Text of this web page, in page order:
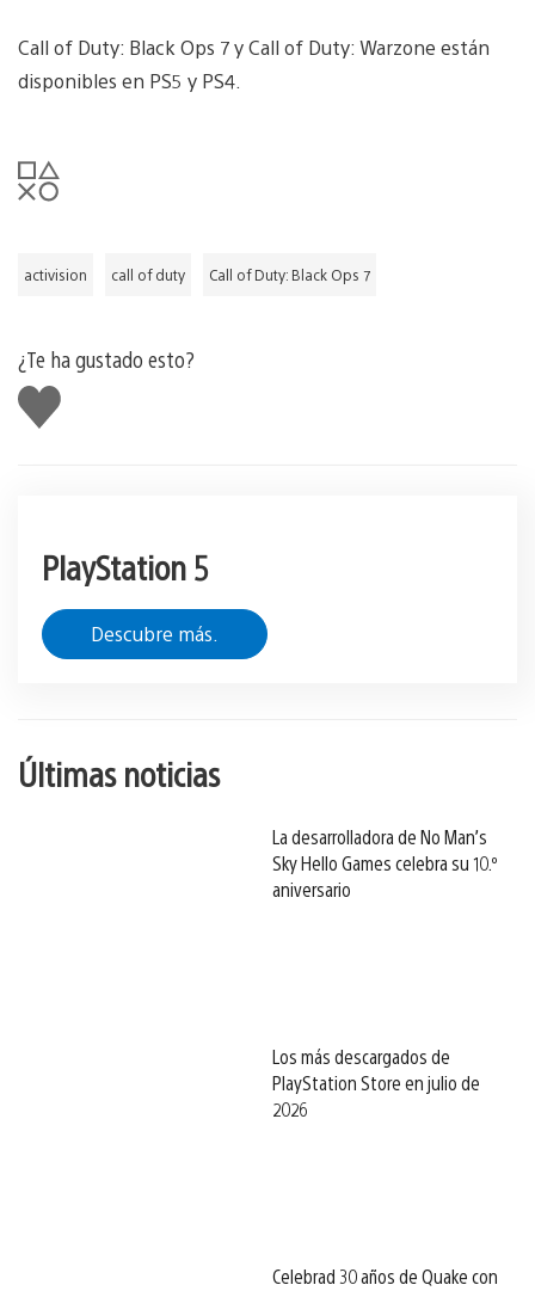
Call of Duty: Black Ops 7 y Call of Duty: Warzone están
disponibles en PS5 y PS4.
activision call of duty Call of Duty: Black Ops 7
¿Te ha gustado esto?
Me
gusta
esto
PlayStation 5
Descubre más.
Últimas noticias
La desarrolladora de No Man’s
Sky Hello Games celebra su 10.º
aniversario
Los más descargados de
PlayStation Store en julio de
2026
Celebrad 30 años de Quake con